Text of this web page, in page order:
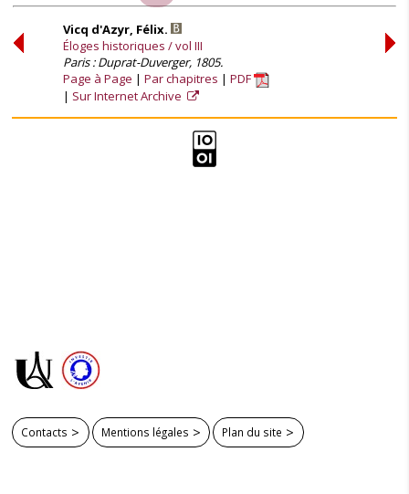
Vicq d'Azyr, Félix.
Éloges historiques / vol III
Paris : Duprat-Duverger, 1805.
Page à Page
Par chapitres
PDF
Sur Internet Archive
Contacts Mentions légales Plan du site